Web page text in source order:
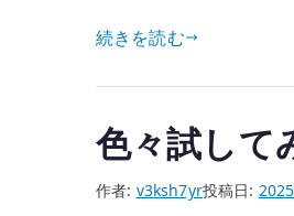
続きを読む
色々試して
作者: v3ksh7yr投稿日: